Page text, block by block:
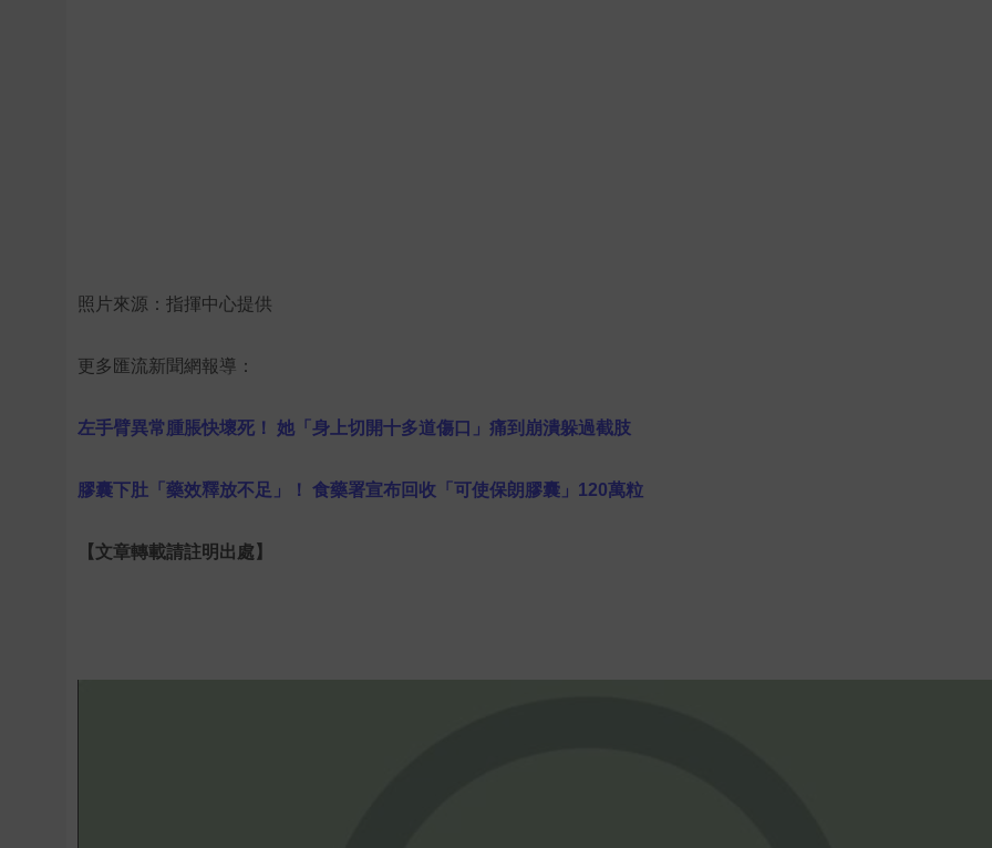
照片來源：指揮中心提供
更多匯流新聞網報導：
左手臂異常腫脹快壞死！ 她「身上切開十多道傷口」痛到崩潰躲過截肢
膠囊下肚「藥效釋放不足」！ 食藥署宣布回收「可使保朗膠囊」120萬粒
【文章轉載請註明出處】